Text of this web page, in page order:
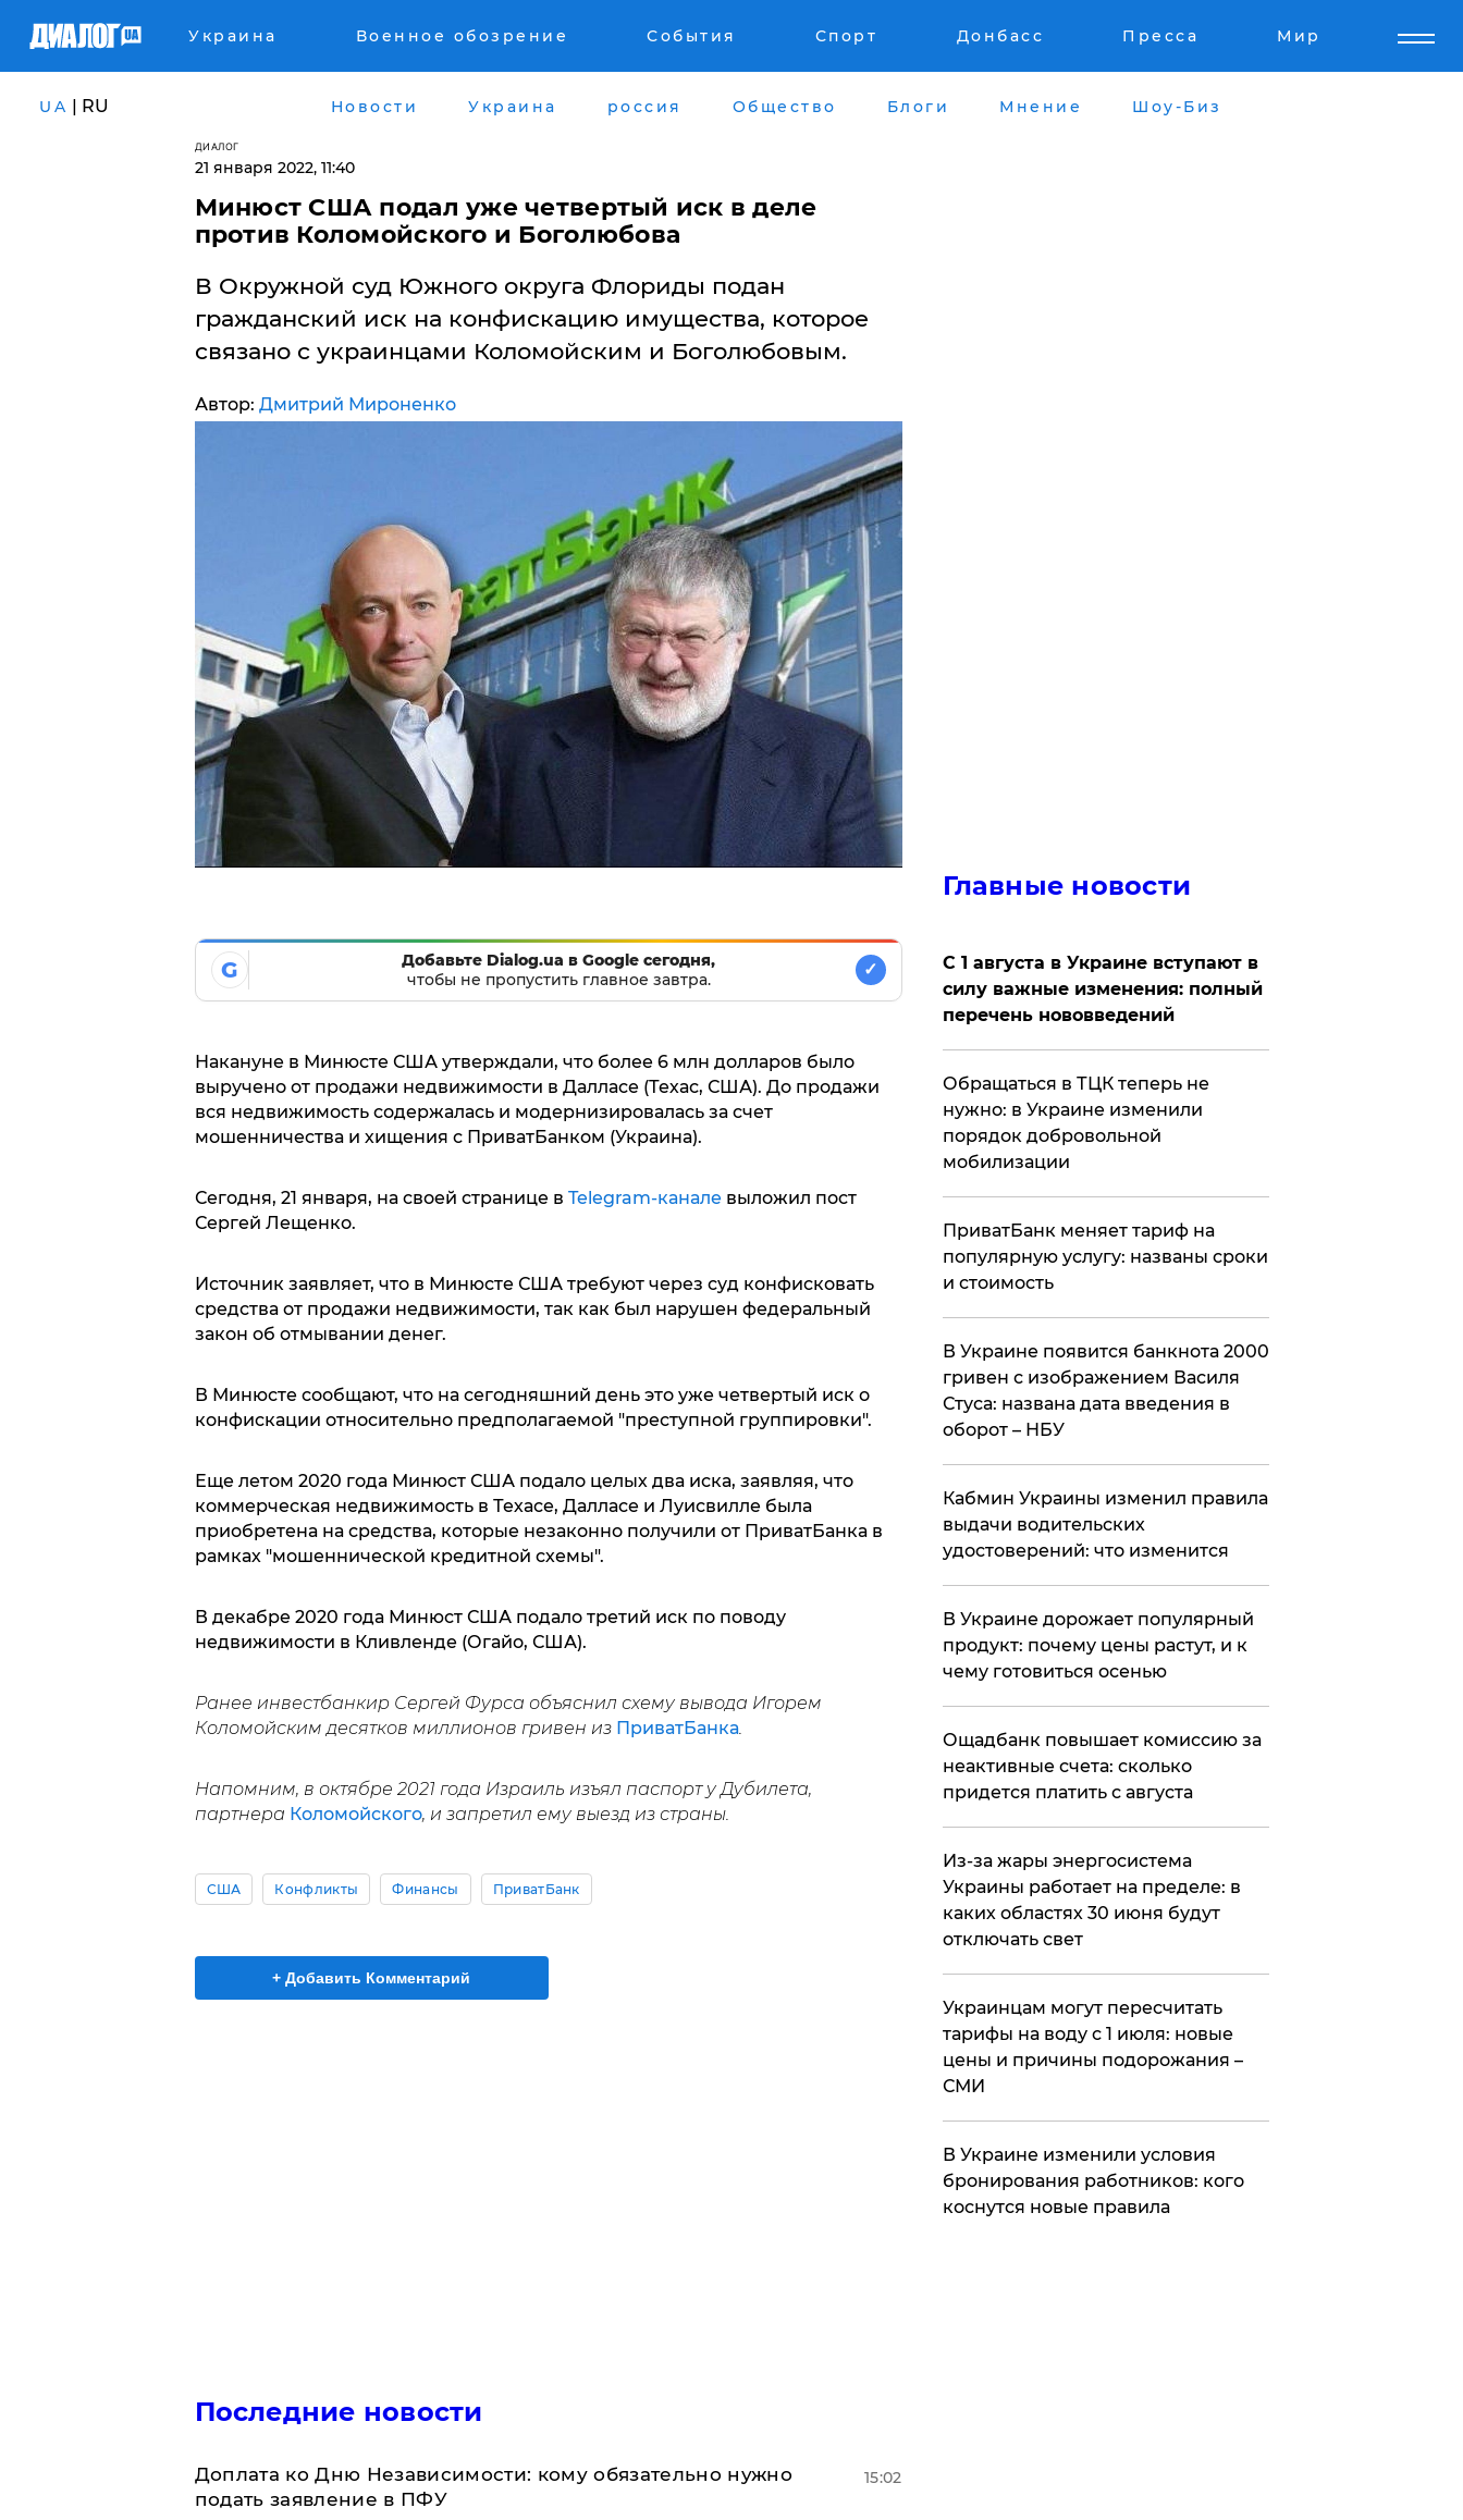
Украина Военное обозрение События Спорт Донбасс Пресса Мир
UA | RU Новости Украина россия Общество Блоги Мнение Шоу-Биз
ДИАЛОГ
21 января 2022, 11:40
​Минюст США подал уже четвертый иск в деле
против Коломойского и Боголюбова
В Окружной суд Южного округа Флориды подан
гражданский иск на конфискацию имущества, которое
связано с украинцами Коломойским и Боголюбовым.
Автор: Дмитрий Мироненко
G
Добавьте Dialog.ua в Google сегодня,
чтобы не пропустить главное завтра.
✓
Накануне в Минюсте США утверждали, что более 6 млн долларов было
выручено от продажи недвижимости в Далласе (Техас, США). До продажи
вся недвижимость содержалась и модернизировалась за счет
мошенничества и хищения с ПриватБанком (Украина).
Сегодня, 21 января, на своей странице в Telegram-каналевыложил пост
Сергей Лещенко.
Источник заявляет, что в Минюсте США требуют через суд конфисковать
средства от продажи недвижимости, так как был нарушен федеральный
закон об отмывании денег.
В Минюсте сообщают, что на сегодняшний день это уже четвертый иск о
конфискации относительно предполагаемой "преступной группировки".
Еще летом 2020 года Минюст США подало целых два иска, заявляя, что
коммерческая недвижимость в Техасе, Далласе и Луисвилле была
приобретена на средства, которые незаконно получили от ПриватБанка в
рамках "мошеннической кредитной схемы".
В декабре 2020 года Минюст США подало третий иск по поводу
недвижимости в Кливленде (Огайо, США).
Ранее инвестбанкир Сергей Фурса объяснил схему вывода Игорем
Коломойским десятков миллионов гривен из ПриватБанка.
Напомним, в октябре 2021 года Израиль изъял паспорт у Дубилета,
партнера Коломойского, и запретил ему выезд из страны.
США Конфликты Финансы ПриватБанк
+ Добавить Комментарий
Последние новости
Доплата ко Дню Независимости: кому обязательно нужно
подать заявление в ПФУ
15:02
Главные новости
С 1 августа в Украине вступают в
силу важные изменения: полный
перечень нововведений
Обращаться в ТЦК теперь не
нужно: в Украине изменили
порядок добровольной
мобилизации
ПриватБанк меняет тариф на
популярную услугу: названы сроки
и стоимость
В Украине появится банкнота 2000
гривен с изображением Василя
Стуса: названа дата введения в
оборот – НБУ
Кабмин Украины изменил правила
выдачи водительских
удостоверений: что изменится
В Украине дорожает популярный
продукт: почему цены растут, и к
чему готовиться осенью
​Ощадбанк повышает комиссию за
неактивные счета: сколько
придется платить с августа
Из-за жары энергосистема
Украины работает на пределе: в
каких областях 30 июня будут
отключать свет
Украинцам могут пересчитать
тарифы на воду с 1 июля: новые
цены и причины подорожания –
СМИ
В Украине изменили условия
бронирования работников: кого
коснутся новые правила